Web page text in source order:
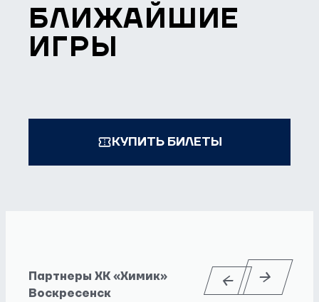
БЛИЖАЙШИЕ
ИГРЫ
КУПИТЬ БИЛЕТЫ
Партнеры ХК «Химик»
Воскресенск